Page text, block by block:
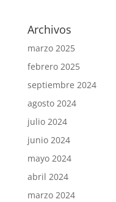
Archivos
marzo 2025
febrero 2025
septiembre 2024
agosto 2024
julio 2024
junio 2024
mayo 2024
abril 2024
marzo 2024